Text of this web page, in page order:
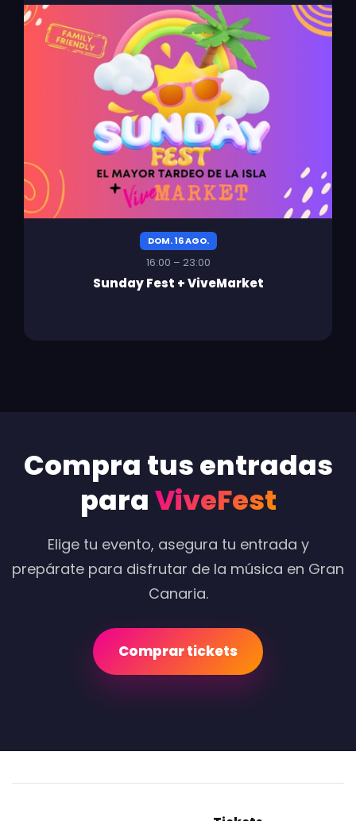
DOM. 16 AGO.
16:00 – 23:00
Sunday Fest + ViveMarket
Compra tus entradas
paraViveFest
Elige tu evento, asegura tu entrada y
prepárate para disfrutar de la música en Gran
Canaria.
Comprar tickets